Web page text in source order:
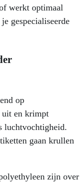
werkt optimaal
gespecialiseerde
op
uit en krimpt
luchtvochtigheid.
gaan krullen
zijn over